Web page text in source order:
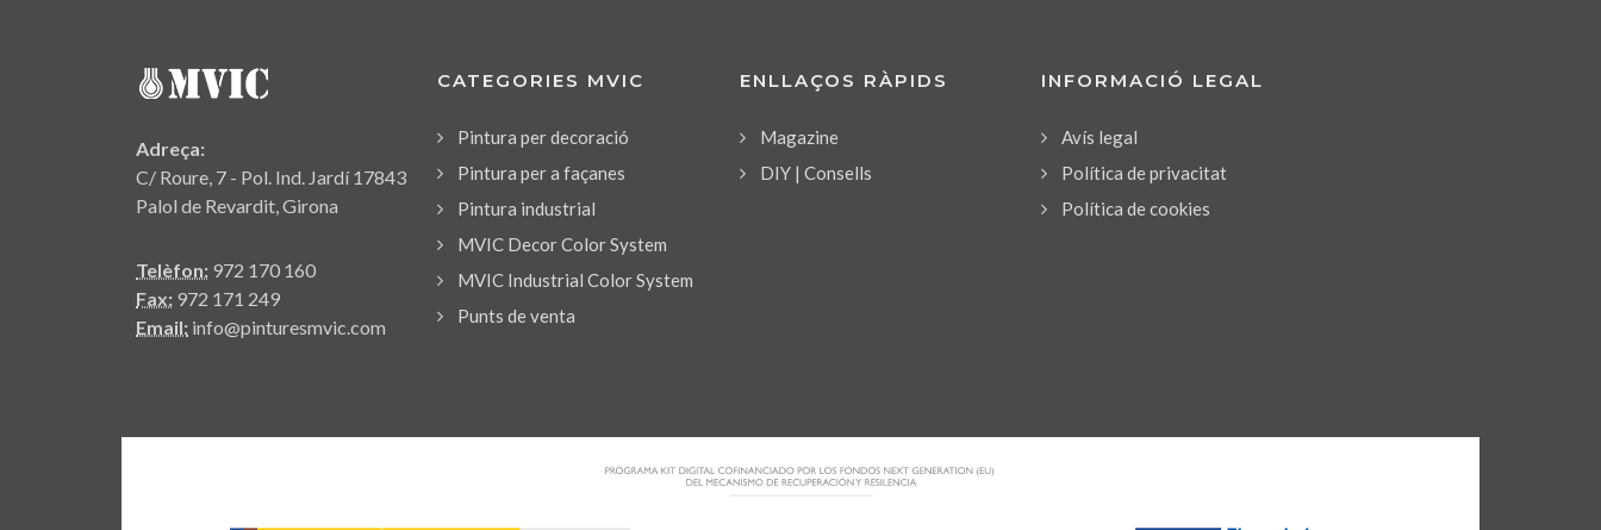
Adreça:
C/ Roure, 7 - Pol. Ind. Jardí 17843
Palol de Revardit, Girona
Telèfon: 972 170 160
Fax: 972 171 249
Email: info@pinturesmvic.com
CATEGORIES MVIC
Pintura per decoració
Pintura per a façanes
Pintura industrial
MVIC Decor Color System
MVIC Industrial Color System
Punts de venta
ENLLAÇOS RÀPIDS
Magazine
DIY | Consells
INFORMACIÓ LEGAL
Avís legal
Política de privacitat
Política de cookies